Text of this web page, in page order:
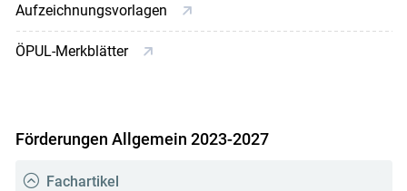
Aufzeichnungsvorlagen
ÖPUL-Merkblätter
Förderungen Allgemein 2023-2027
Fachartikel